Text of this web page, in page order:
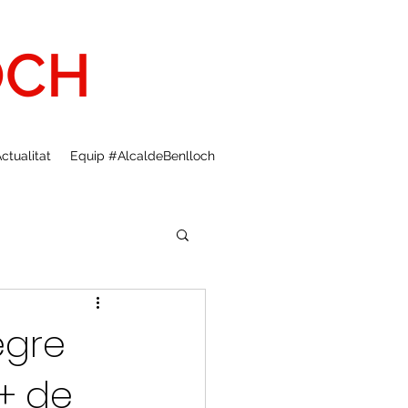
Equip #AlcaldeBenlloch
de